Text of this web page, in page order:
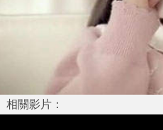
相關影片：